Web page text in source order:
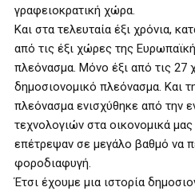
γραφειοκρατική χώρα.
Και στα τελευταία έξι χρόνια,
από τις έξι χώρες της
πλεόνασμα. Μόνο έξι από τις 27
δημοσιονομικό πλεόνασμα. Και
πλεόνασμα ενισχύθηκε από
τεχνολογιών στα οικονομικά
επέτρεψαν σε μεγάλο βαθμό να
φοροδιαφυγή.
Έτσι έχουμε μια ιστορία